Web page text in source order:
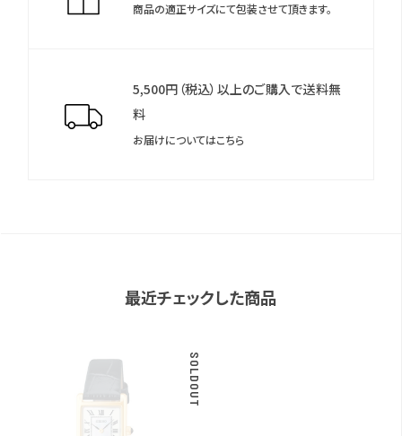
商品の適正サイズにて包装させて頂きます。
5,500円（税込）以上のご購入で送料無
料
お届けについてはこちら
最近チェックした商品
SOLDOUT